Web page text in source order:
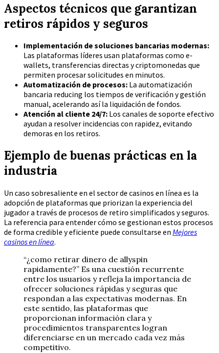
Aspectos técnicos que garantizan
retiros rápidos y seguros
Implementación de soluciones bancarias modernas:
Las plataformas líderes usan plataformas como e-
wallets, transferencias directas y criptomonedas que
permiten procesar solicitudes en minutos.
Automatización de procesos: La automatización
bancaria reducing los tiempos de verificación y gestión
manual, acelerando así la liquidación de fondos.
Atención al cliente 24/7: Los canales de soporte efectivo
ayudan a resolver incidencias con rapidez, evitando
demoras en los retiros.
Ejemplo de buenas prácticas en la
industria
Un caso sobresaliente en el sector de casinos en línea es la
adopción de plataformas que priorizan la experiencia del
jugador a través de procesos de retiro simplificados y seguros.
La referencia para entender cómo se gestionan estos procesos
de forma credible y eficiente puede consultarse en Mejores
casinos en línea.
“¿como retirar dinero de allyspin
rapidamente?” Es una cuestión recurrente
entre los usuarios y refleja la importancia de
ofrecer soluciones rápidas y seguras que
respondan a las expectativas modernas. En
este sentido, las plataformas que
proporcionan información clara y
procedimientos transparentes logran
diferenciarse en un mercado cada vez más
competitivo.